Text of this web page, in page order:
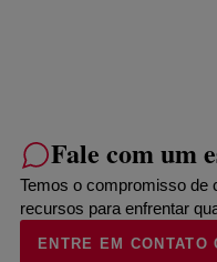
Fale com um
Temos o compromisso de
recursos para enfrentar
ENTRE EM CONTATO